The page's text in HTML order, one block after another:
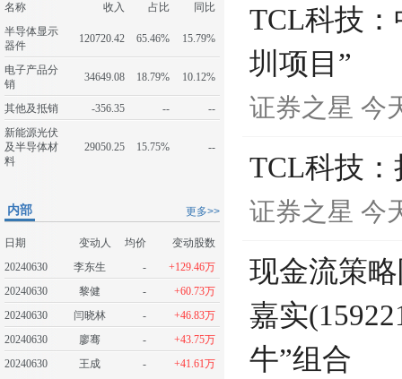
名称 收入 占比
同比
半导体显示
器件
120720.42 65.46% 15.79%
电子产品分
销
34649.08 18.79% 10.12%
其他及抵销 -356.35 --
--
新能源光伏
及半导体材
料
29050.25 15.75% --
更多>>
内部
日期 变动人 均价
变动股数
20240630
李东生 -
+129.46万
20240630
黎健 -
+60.73万
20240630
闫晓林 -
+46.83万
20240630
廖骞 -
+43.75万
20240630
王成 - +41.61万
TCL科技
圳项目”
证券之星 今
TCL科技
证券之星 今
现金流策
嘉实
牛”组合